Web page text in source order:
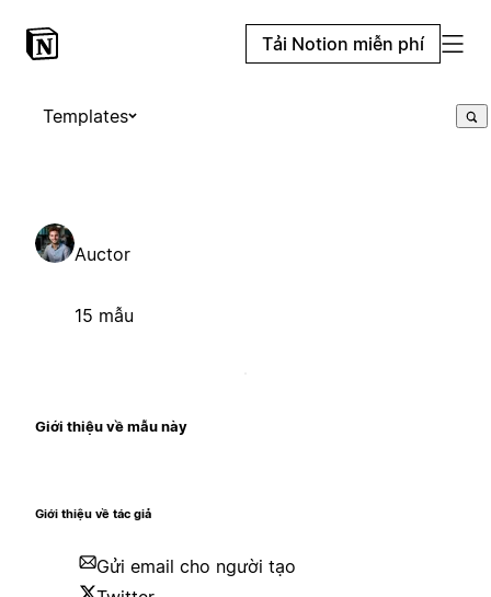
Tải Notion miễn phí
Templates
Auctor
15 mẫu
Giới thiệu về mẫu này
Giới thiệu về tác giả
Gửi email cho người tạo